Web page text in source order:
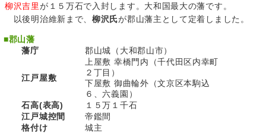
柳沢吉里が１５万石で入封します。大和国最大の藩です。
以後明治維新まで、 柳沢氏が郡山藩主として定着しました。
■郡山藩
藩庁
郡山城（大和郡山市）
江戸屋敷
上屋敷 幸橋門内（千代田区内幸町
２丁目）
下屋敷 御曲輪外（文京区本駒込
６、六義園）
石高(表高)
１５万１千石
江戸城控間
帝鑑間
格付け
城主